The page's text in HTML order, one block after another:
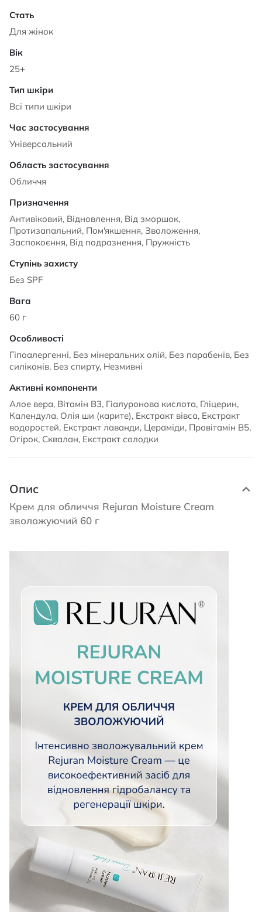
Для жінок
25+
Всі типи шкіри
Універсальний
Обличчя
Антивіковий, Відновлення, Від зморшок,
Протизапальний, Пом'якшення, Зволоження,
Заспокоєння, Від подразнення, Пружність
Без SPF
60 г
Гіпоалергенні, Без мінеральних олій, Без парабенів, Без
силіконів, Без спирту, Незмивні
Алое вера, Вітамін В3, Гіалуронова кислота, Гліцерин,
Календула, Олія ши (карите), Екстракт вівса, Екстракт
водоростей, Екстракт лаванди, Цераміди, Провітамін B5,
Огірок, Сквалан, Екстракт солодки
Опис
Крем для обличчя Rejuran Moisture Cream
зволожуючий 60 г